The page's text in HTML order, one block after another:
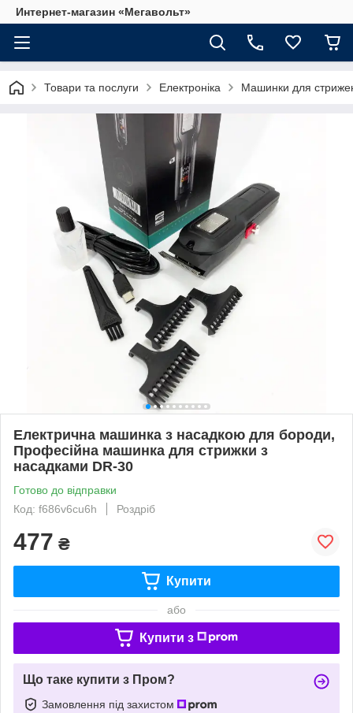
Интернет-магазин «Мегавольт»
Товари та послуги Електроніка Машинки для
Електрична машинка з насадкою для бороди,
Професійна машинка для стрижки з
насадками DR-30
Готово до відправки
Код: f686v6cu6h
Роздріб
477 ₴
Купити
або
Купити з
Що таке купити з Пром?
Замовлення під захистом